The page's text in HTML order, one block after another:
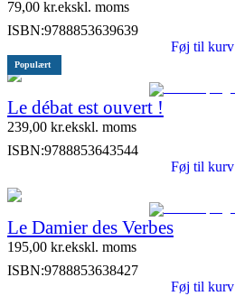
79,00 kr.ekskl. moms
ISBN:9788853639639
Føj til kurv
Populært
Le débat est ouvert !
239,00 kr.ekskl. moms
ISBN:9788853643544
Føj til kurv
Le Damier des Verbes
195,00 kr.ekskl. moms
ISBN:9788853638427
Føj til kurv